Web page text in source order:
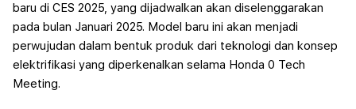
baru di CES 2025, yang dijadwalkan akan diselenggarakan
pada bulan Januari 2025. Model baru ini akan menjadi
perwujudan dalam bentuk produk dari teknologi dan konsep
elektrifikasi yang diperkenalkan selama Honda 0 Tech
Meeting.